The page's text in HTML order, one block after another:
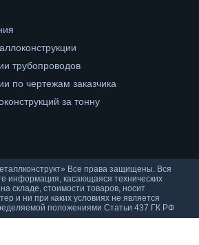
трубопроводов
по чертежам заказчика
за тонну
Все права защищены. Вся
информация, касающаяся технических
складе, стоимости товаров, носит
и ни при каких условиях не является
положениями Статьи 437 ГК РФ